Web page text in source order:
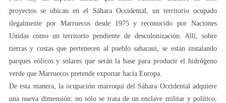
proyectos se ubican en el Sáhara Occidental, un territorio ocupado
ilegalmente por Marruecos desde 1975 y reconocido por Naciones
Unidas como un territorio pendiente de descolonización. Allí, sobre
tierras y costas que pertenecen al pueblo saharaui, se están instalando
parques eólicos y solares que serán la base para producir el hidrógeno
verde que Marruecos pretende exportar hacia Europa.
De esta manera, la ocupación marroquí del Sáhara Occidental adquiere
una nueva dimensión: no sólo se trata de un enclave militar y político,